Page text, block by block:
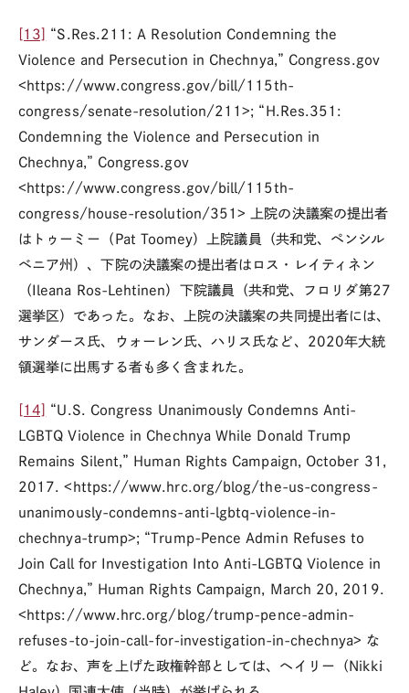
[13]
“S.Res.211: A Resolution Condemning the
Violence and Persecution in Chechnya,” Congress.gov
<https://www.congress.gov/bill/115th-
congress/senate-resolution/211>; “H.Res.351:
Condemning the Violence and Persecution in
Chechnya,” Congress.gov
<https://www.congress.gov/bill/115th-
congress/house-resolution/351> 上院の決議案の提出者
はトゥーミー（Pat Toomey）上院議員（共和党、ペンシル
ベニア州）、下院の決議案の提出者はロス・レイティネン
（Ileana Ros-Lehtinen）下院議員（共和党、フロリダ第27
選挙区）であった。なお、上院の決議案の共同提出者には、
サンダース氏、ウォーレン氏、ハリス氏など、2020年大統
領選挙に出馬する者も多く含まれた。
[14]
“U.S. Congress Unanimously Condemns Anti-
LGBTQ Violence in Chechnya While Donald Trump
Remains Silent,” Human Rights Campaign, October 31,
2017. <https://www.hrc.org/blog/the-us-congress-
unanimously-condemns-anti-lgbtq-violence-in-
chechnya-trump>; “Trump-Pence Admin Refuses to
Join Call for Investigation Into Anti-LGBTQ Violence in
Chechnya,” Human Rights Campaign, March 20, 2019.
<https://www.hrc.org/blog/trump-pence-admin-
refuses-to-join-call-for-investigation-in-chechnya> な
ど。なお、声を上げた政権幹部としては、ヘイリー（Nikki